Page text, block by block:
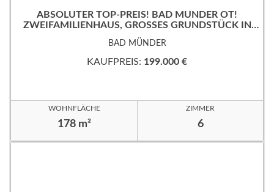
ABSOLUTER TOP-PREIS! BAD MÜNDER OT!
ZWEIFAMILIENHAUS, GROSSES GRUNDSTÜCK IN B
EVORZUGTER WOHNLAGE!
BAD MÜNDER
KAUFPREIS: 199.000 €
WOHNFLÄCHE
178 m²
ZIMMER
6